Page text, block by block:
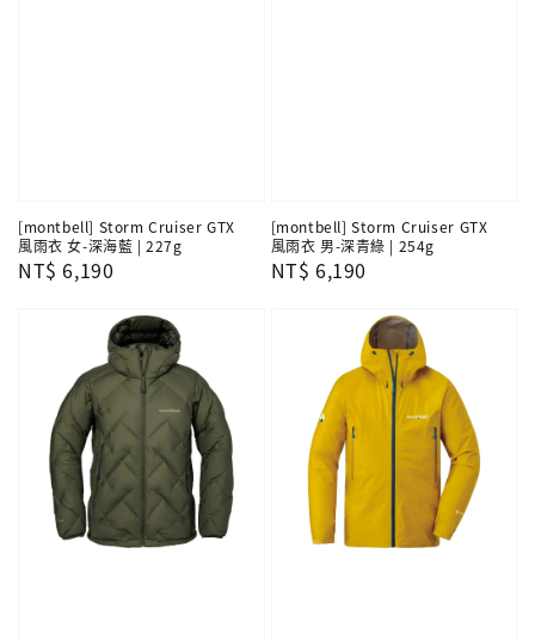
[montbell] Storm Cruiser GTX
風雨衣 女-深海藍 | 227g
Regular
NT$ 6,190
[montbell] Storm Cruiser GTX
風雨衣 男-深青綠 | 254g
Regular
NT$ 6,190